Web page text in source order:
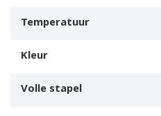
Temperatuur
Kleur
Volle stapel